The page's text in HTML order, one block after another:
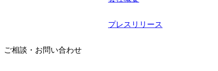
プレスリリース
ご相談・お問い合わせ